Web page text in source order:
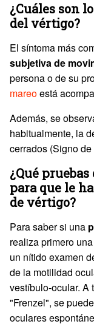
¿Cuáles son
del vértigo?
El síntoma más
subjetiva de
persona o de su
mareoestá
Además, se
habitualmente, la
cerrados (Signo
¿Qué
para que le
de vértigo?
Para saber si una
realiza primero una
un nítido examen
de la motilidad
vestíbulo-ocular. A
"Frenzel", se
oculares